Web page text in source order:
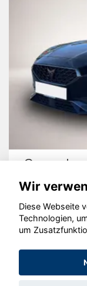
Cupra
©
Wir
Diese Webseite
Technologien,
um